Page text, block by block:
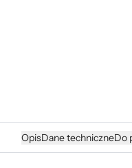
OpisDane techniczneDo